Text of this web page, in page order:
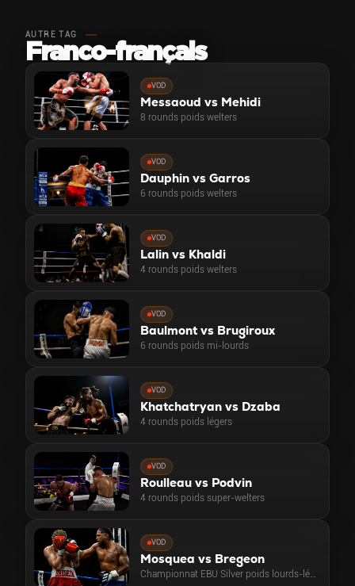
AUTRE TAG
Franco-français
VOD
Messaoud vs Mehidi
8 rounds poids welters
VOD
Dauphin vs Garros
6 rounds poids welters
VOD
Lalin vs Khaldi
4 rounds poids welters
VOD
Baulmont vs Brugiroux
6 rounds poids mi-lourds
VOD
Khatchatryan vs Dzaba
4 rounds poids légers
VOD
Roulleau vs Podvin
4 rounds poids super-welters
VOD
Mosquea vs Bregeon